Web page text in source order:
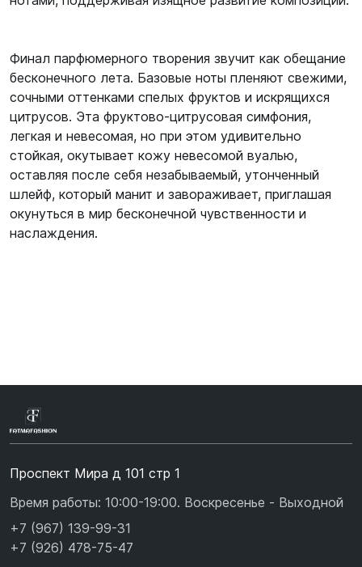
Финал парфюмерного творения звучит как обещание
бесконечного лета. Базовые ноты пленяют свежими,
сочными оттенками спелых фруктов и искрящихся
цитрусов. Эта фруктово-цитрусовая симфония,
легкая и невесомая, но при этом удивительно
стойкая, окутывает кожу невесомой вуалью,
оставляя после себя незабываемый, утонченный
шлейф, который манит и завораживает, приглашая
окунуться в мир бесконечной чувственности и
наслаждения.
Проспект Мира д 101 стр 1
Время работы: 10:00-19:00. Воскресенье - Выходной
+7 (967) 139-99-31
+7 (926) 478-75-47